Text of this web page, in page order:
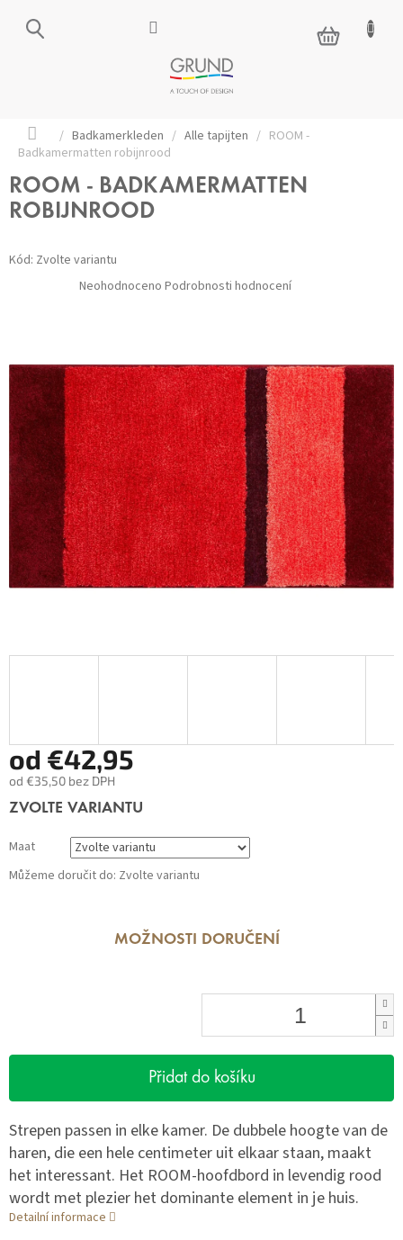
NÁKUPNÍ
KOŠÍK
Domů
/ Badkamerkleden / Alle tapijten / ROOM -
Badkamermatten robijnrood
ROOM - BADKAMERMATTEN
ROBIJNROOD
Kód: Zvolte variantu
Průměrné
hodnocení
Neohodnoceno Podrobnosti hodnocení
od €42,95
od €35,50 bez DPH
Měrná
ZVOLTE VARIANTU
Maat
Můžeme doručit do: Zvolte variantu
MOŽNOSTI DORUČENÍ
Přidat do košíku
Strepen passen in elke kamer. De dubbele hoogte van de
haren, die een hele centimeter uit elkaar staan, maakt
het interessant. Het ROOM-hoofdbord in levendig rood
wordt met plezier het dominante element in je huis.
Detailní informace